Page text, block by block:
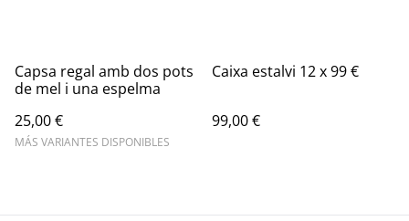
Capsa regal amb dos pots
de mel i una espelma
25,00 €
MÁS VARIANTES DISPONIBLES
Caixa estalvi 12 x 99 €
99,00 €